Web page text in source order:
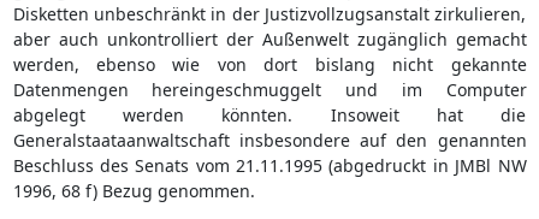
Disketten unbeschränkt in der Justizvollzugsanstalt zirkulieren,
aber auch unkontrolliert der Außenwelt zugänglich gemacht
werden, ebenso wie von dort bislang nicht gekannte
Datenmengen hereingeschmuggelt und im Computer
abgelegt werden könnten. Insoweit hat die
Generalstaataanwaltschaft insbesondere auf den genannten
Beschluss des Senats vom 21.11.1995 (abgedruckt in JMBl NW
1996, 68 f) Bezug genommen.